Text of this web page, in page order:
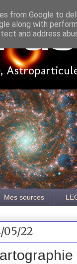
Mes sources
05/22
from Google to
along with
and address